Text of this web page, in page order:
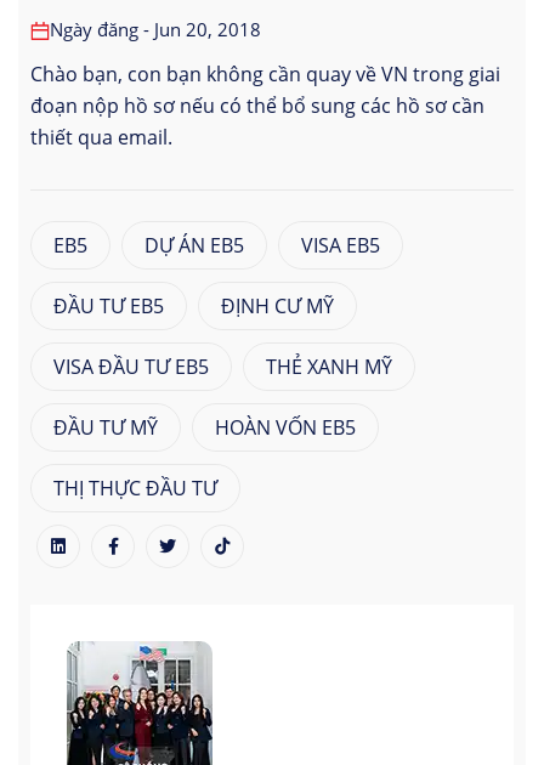
Ngày đăng - Jun 20, 2018
Chào bạn, con bạn không cần quay về VN trong giai
đoạn nộp hồ sơ nếu có thể bổ sung các hồ sơ cần
thiết qua email.
EB5 DỰ ÁN EB5 VISA EB5
ĐẦU TƯ EB5 ĐỊNH CƯ MỸ
VISA ĐẦU TƯ EB5 THẺ XANH MỸ
ĐẦU TƯ MỸ HOÀN VỐN EB5
THỊ THỰC ĐẦU TƯ